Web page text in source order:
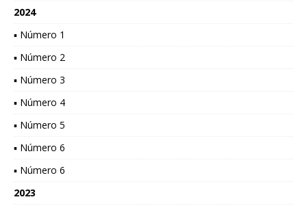
2024
▪ Número 1
▪ Número 2
▪ Número 3
▪ Número 4
▪ Número 5
▪ Número 6
▪ Número 6
2023